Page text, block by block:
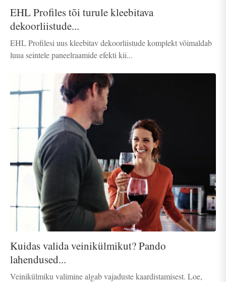
EHL Profiles tõi turule kleebitava
dekoorliistude...
EHL Profilesi uus kleebitav dekoorliistude komplekt võimaldab
luua seintele paneelraamide efekti kii...
Kuidas valida veinikülmikut? Pando
lahendused...
Veinikülmiku valimine algab vajaduste kaardistamisest. Loe,